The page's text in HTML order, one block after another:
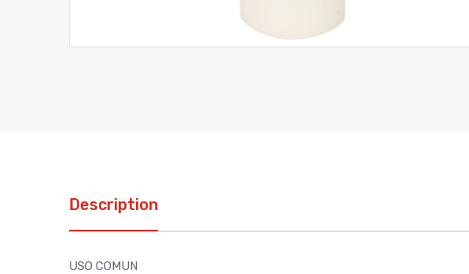
Description
USO COMUN